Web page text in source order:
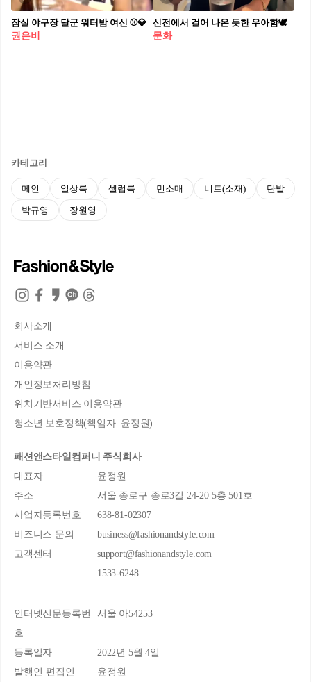
잠실 야구장 달군 워터밤 여신 ⚾️💎
권은비
신전에서 걸어 나온 듯한 우아함🕊️
문화
카테고리
메인 일상룩 셀럽룩 민소매 니트(소재) 단발
박규영 장원영
회사소개
서비스 소개
이용약관
개인정보처리방침
위치기반서비스 이용약관
청소년 보호정책(책임자: 윤정원)
패션앤스타일컴퍼니 주식회사
대표자
윤정원
주소
서울 종로구 종로3길 24-20 5층 501호
사업자등록번호
638-81-02307
비즈니스 문의
business@fashionandstyle.com
고객센터
support@fashionandstyle.com
1533-6248
인터넷신문등록번
호
서울 아54253
등록일자
2022년 5월 4일
발행인·편집인
윤정원